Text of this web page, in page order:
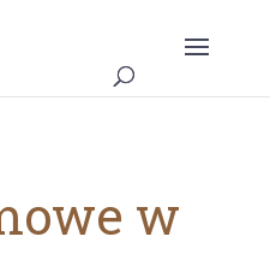
w